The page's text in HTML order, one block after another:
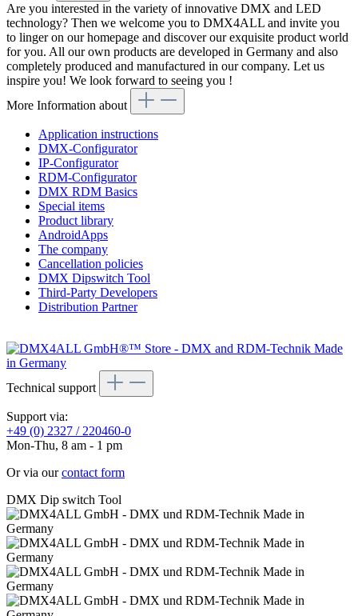
Are you interested in the variety of innovative DMX and LED
technology? Then we welcome you to DMX4ALL and invite you
to linger on our homepage and discover our exquisite product world
for you. All our own products are developed in Germany and also
completely produced and manufactured in our company. Let us
inspire you! We look forward to seeing you !
More Information about
Application instructions
DMX-Configurator
IP-Configurator
RDM-Configurator
DMX RDM Basics
Special items
Product library
AndroidApps
The company
Cancellation policies
DMX Dipswitch Tool
Third-Party Developers
Distribution Partner
Technical support
Support via:
+49 (0) 2327 / 220460-0
Mon-Thu, 8 am - 1 pm
Or via ourcontact form
DMX Dip switch Tool